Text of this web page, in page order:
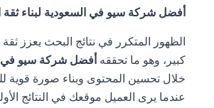
أفضل شركة سيو في السعودية لبناء ثقة
الظهور المتكرر في نتائج البحث يعزز ثقة
كبير، وهو ما تحققهأفضل شركة سيو في
خلال تحسين المحتوى وبناء صورة قوية
عندما يرى العميل موقعك في النتائج